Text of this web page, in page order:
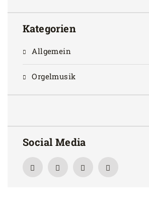
Kategorien
Allgemein
Orgelmusik
Social Media